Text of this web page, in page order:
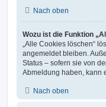
Nach oben
Wozu ist die Funktion
„Alle Cookies löschen“
angemeldet bleiben.
Status – sofern sie von
Abmeldung haben, kann
Nach oben